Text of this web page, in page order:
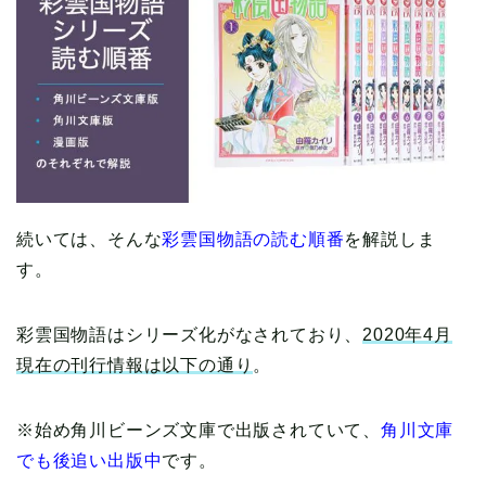
続いては、そんな彩雲国物語の読む順番を解説しま
す。
彩雲国物語はシリーズ化がなされており、 2020年4月
現在の刊行情報は以下の通り 。
※始め角川ビーンズ文庫で出版されていて、 角川文庫
でも後追い出版中です。